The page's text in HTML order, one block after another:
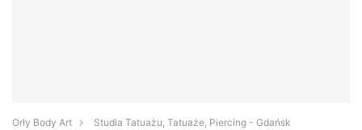
Orły Body Art
Studia Tatuażu, Tatuaże, Piercing - Gdańsk